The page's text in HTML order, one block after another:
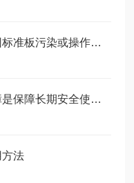
掌握白度仪正确使用方法避免因标准板污染或操作不规范引入误差
及时解决甲苯不溶物测定仪故障是保障长期安全使用的关键
法